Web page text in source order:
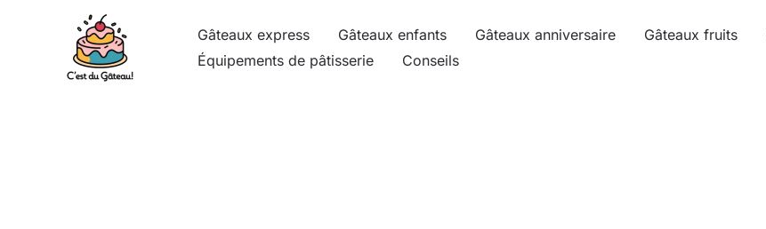
Gâteaux express Gâteaux enfants Gâteaux anniversaire Gâteaux fruits
Équipements de pâtisserie
Conseils